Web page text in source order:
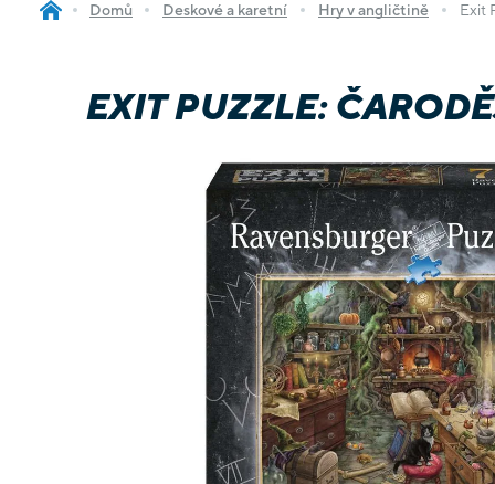
Domů Deskové a karetní Hry v angličtině Exit
EXIT PUZZLE: